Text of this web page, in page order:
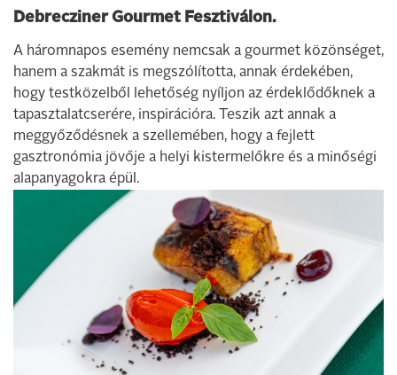
Debrecziner Gourmet Fesztiválon.
A háromnapos esemény nemcsak a gourmet közönséget,
hanem a szakmát is megszólította, annak érdekében,
hogy testközelből lehetőség nyíljon az érdeklődőknek a
tapasztalatcserére, inspirációra. Teszik azt annak a
meggyőződésnek a szellemében, hogy a fejlett
gasztronómia jövője a helyi kistermelőkre és a minőségi
alapanyagokra épül.